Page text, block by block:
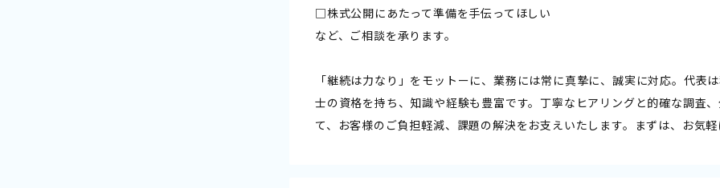
□株式公開にあたって準備を手伝ってほしい
など、ご相談を承ります。
「継続は力なり」をモットーに、業務には常に真摯に、誠実に対応。代表
士の資格を持ち、知識や経験も豊富です。丁寧なヒアリングと的確な調査
て、お客様のご負担軽減、課題の解決をお支えいたします。まずは、お気